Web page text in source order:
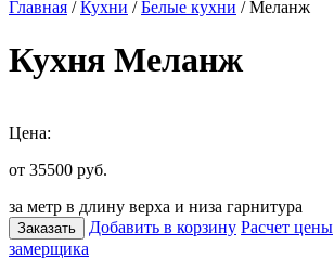
Главная /Кухни /Белые кухни / Меланж
Кухня Меланж
Цена:
от 35500 руб.
за метр в длину верха и низа гарнитура
Заказать Добавить в корзину Расчет цены
замерщика